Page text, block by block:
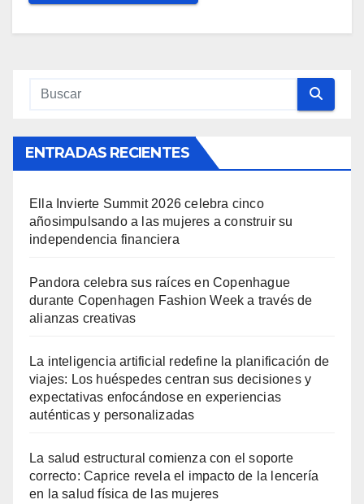
ENTRADAS RECIENTES
Ella Invierte Summit 2026 celebra cinco
añosimpulsando a las mujeres a construir su
independencia financiera
Pandora celebra sus raíces en Copenhague
durante Copenhagen Fashion Week a través de
alianzas creativas
La inteligencia artificial redefine la planificación de
viajes: Los huéspedes centran sus decisiones y
expectativas enfocándose en experiencias
auténticas y personalizadas
La salud estructural comienza con el soporte
correcto: Caprice revela el impacto de la lencería
en la salud física de las mujeres